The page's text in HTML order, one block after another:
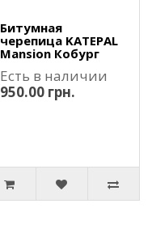
Битумная
черепица KATEPAL
Mansion Кобург
Есть в наличии
950.00 грн.